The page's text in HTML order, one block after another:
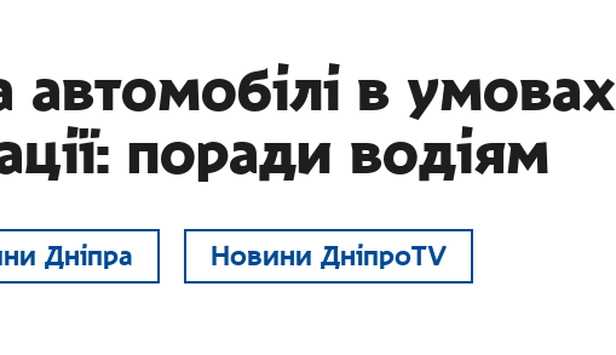
автомобілі в умовах
поради водіям
Дніпра Новини ДніпроTV